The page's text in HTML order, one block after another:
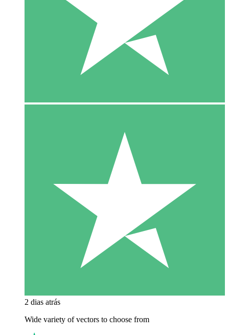
2 dias atrás
Wide variety of vectors to choose from